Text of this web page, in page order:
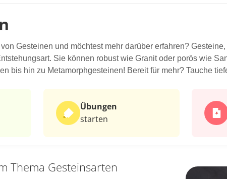
Gesteinen und möchtest mehr darüber erfahren?
Sie können robust wie Granit oder porös wie
bis hin zu Metamorphgesteinen! Bereit für mehr? Tauche
Übungen
starten
Thema Gesteinsarten